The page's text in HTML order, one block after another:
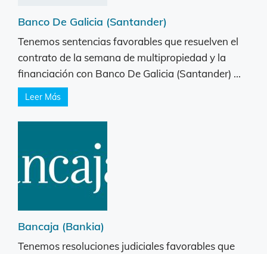
Banco De Galicia (Santander)
Tenemos sentencias favorables que resuelven el
contrato de la semana de multipropiedad y la
financiación con Banco De Galicia (Santander) ...
Leer Más
Bancaja (Bankia)
Tenemos resoluciones judiciales favorables que